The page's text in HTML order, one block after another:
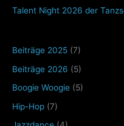
Talent Night 2026 der
Beiträge 2025 (7)
Beiträge 2026 (5)
Boogie Woogie (5)
Hip-Hop (7)